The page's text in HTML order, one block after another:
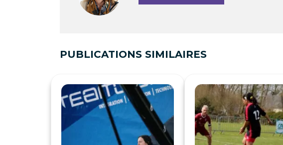
PUBLICATIONS SIMILAIRES